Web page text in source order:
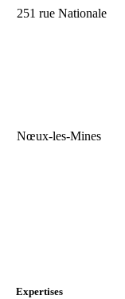
251 rue Nationale
Nœux-les-Mines
Expertises